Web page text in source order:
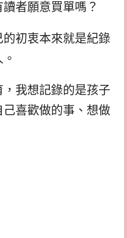
者願意買單嗎？
初衷本來就是紀錄
我想記錄的是孩子
喜歡做的事、想做